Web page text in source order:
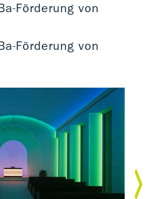
Förderung von
Förderung von